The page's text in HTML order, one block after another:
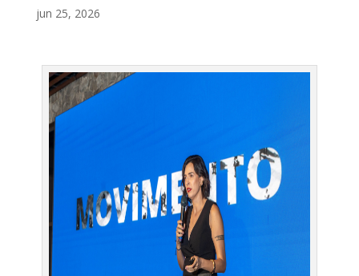
jun 25, 2026